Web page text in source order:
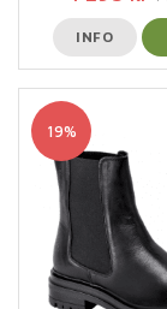
INFO
19%